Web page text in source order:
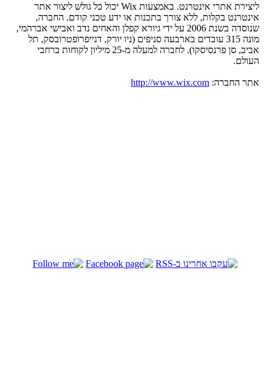
ליצירת אתרי אינטרנט. באמצעות Wix יכול כל גולש ליצור אתר
אינטרנט בקלות, ללא צורך בתכנות או ידע טכני קודם. החברה,
שנוסדה בשנת 2006 על ידי גיורא קפלן והאחים נדב ואבישי אברהמי,
מונה 315 עובדים בארבעה סניפים (ניו יורק, דנייפרופטרובסק, תל
אביב, סן פרנסיסקו). לחברה למעלה מ-25 מיליון לקוחות ברחבי
העולם.
אתר החברה: http://www.wix.com